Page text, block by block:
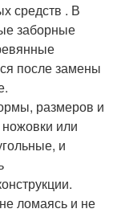
средств . В
заборные
после замены
размеров и
или
и
ломаясь и не